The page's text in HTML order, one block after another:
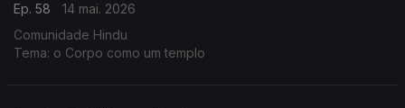
Ep. 58
14 mai. 2026
Comunidade Hindu
Tema: o Corpo como um templo